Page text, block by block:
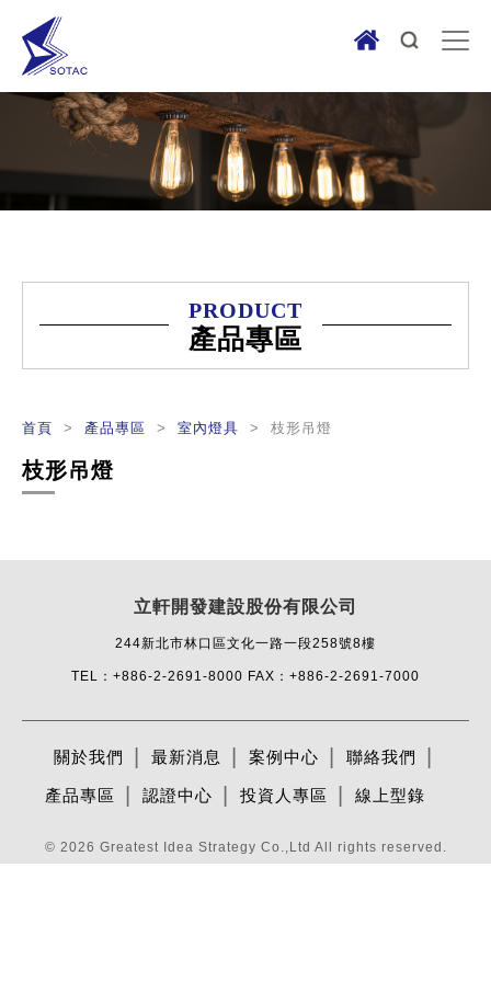
PRODUCT
產品專區
首頁 > 產品專區 > 室內燈具 > 枝形吊燈
枝形吊燈
立軒開發建設股份有限公司
244新北市林口區文化一路一段258號8樓
TEL：+886-2-2691-8000 FAX：+886-2-2691-7000
關於我們 最新消息 案例中心 聯絡我們
產品專區 認證中心 投資人專區 線上型錄
© 2026 Greatest Idea Strategy Co.,Ltd All rights reserved.